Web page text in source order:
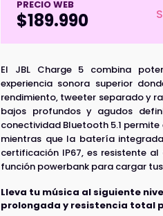
PRECIO WEB
$189.990
El JBL Charge 5 combina
experiencia sonora superior
rendimiento, tweeter separado y
bajos profundos y agudos
conectividad Bluetooth 5.1
mientras que la batería
certificación IP67, es resistente
función powerbank para cargar
Lleva tu música al siguiente
prolongada y resistencia total